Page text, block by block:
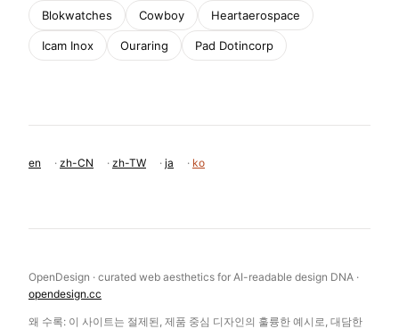
Blokwatches Cowboy Heartaerospace
Icam Inox Ouraring Pad Dotincorp
en · zh-CN · zh-TW · ja · ko
OpenDesign · curated web aesthetics for AI-readable design DNA ·
opendesign.cc
왜 수록: 이 사이트는 절제된, 제품 중심 디자인의 훌륭한 예시로, 대담한